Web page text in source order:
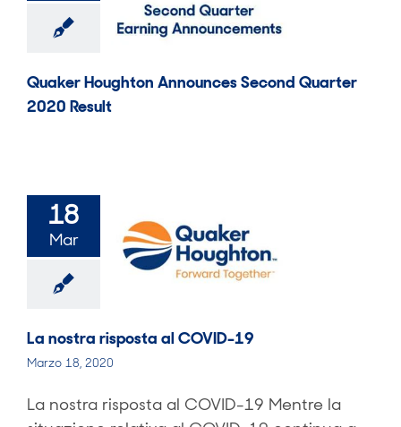
Quaker Houghton Announces Second Quarter
2020 Result
18
Mar
La nostra risposta al COVID-19
Marzo 18, 2020
La nostra risposta al COVID-19 Mentre la